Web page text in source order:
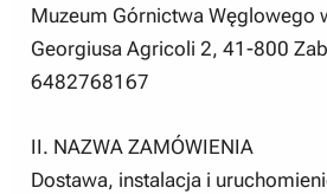
Muzeum Górnictwa Węglowego
Georgiusa Agricoli 2, 41-800
6482768167
II. NAZWA ZAMÓWIENIA
Dostawa, instalacja i